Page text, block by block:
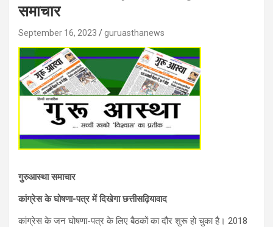
समाचार
September 16, 2023 guruasthanews
गुरुआस्था समाचार
कांग्रेस के घोषणा-पत्र में दिखेगा छत्तीसढ़ियावाद
कांग्रेस के जन घोषणा-पत्र के लिए बैठकों का दौर शुरू हो चुका है। 2018